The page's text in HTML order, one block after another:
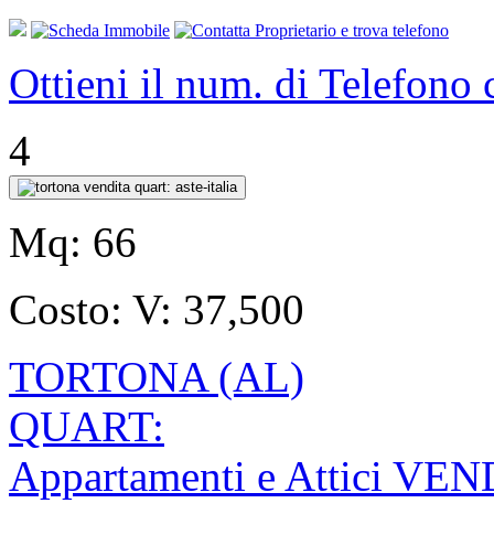
Ottieni il num. di Telefono
4
Mq: 66
Costo: V: 37,500
TORTONA (AL)
QUART:
Appartamenti e Attici